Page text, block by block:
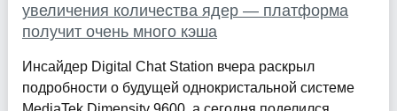
увеличения количества ядер — платформа
получит очень много кэша
Инсайдер Digital Chat Station вчера раскрыл
подробности о будущей однокристальной системе